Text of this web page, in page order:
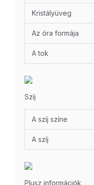
Kristályüveg
Az óra formája
A tok
Szíj
A szíj színe
A szíj
Plusz információk